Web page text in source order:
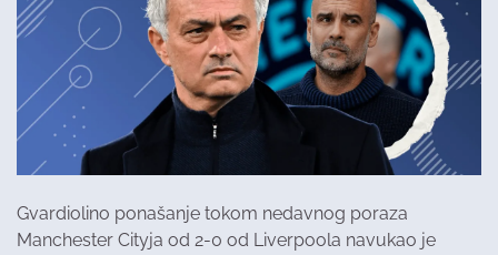
Gvardiolino ponašanje tokom nedavnog poraza
Manchester Cityja od 2-0 od Liverpoola navukao je